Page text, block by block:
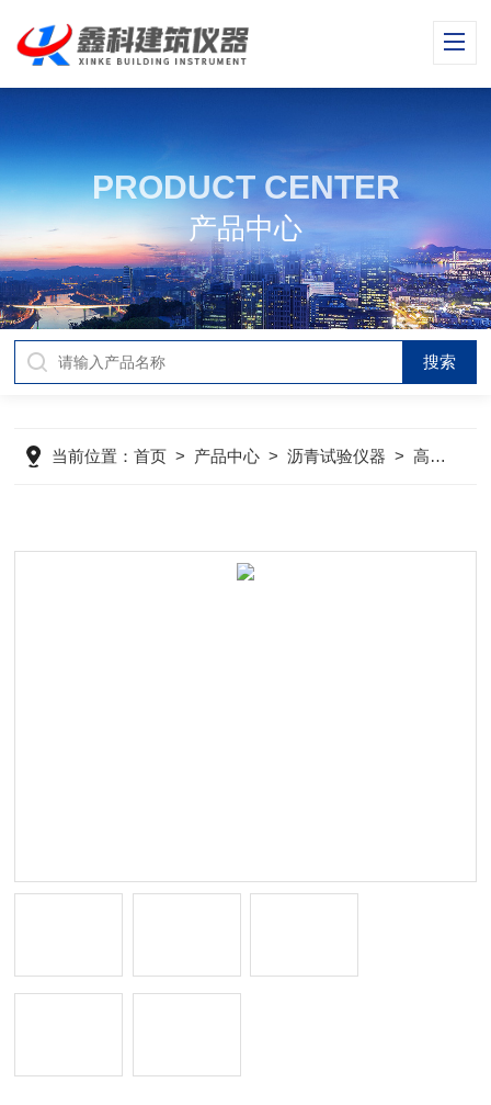
PRODUCT CENTER
产品中心
当前位置：首页 > 产品中心 >沥青试验仪器 >高低温全自动沥青针入度仪